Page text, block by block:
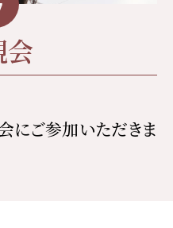
会
にご参加いただきま